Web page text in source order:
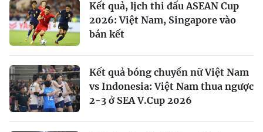
Kết quả, lịch thi đấu ASEAN Cup
2026: Việt Nam, Singapore vào
bán kết
Kết quả bóng chuyền nữ Việt Nam
vs Indonesia: Việt Nam thua ngược
2-3 ở SEA V.Cup 2026